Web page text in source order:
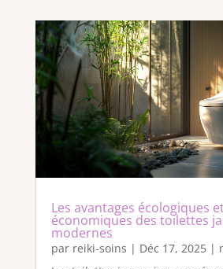
Les avantages écologiques
économiques des toilettes
modernes
par reiki-soins | Déc 17, 2025|